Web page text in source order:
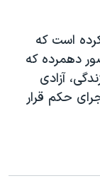
است که
دهمرده که
آزادی
حکم قرار